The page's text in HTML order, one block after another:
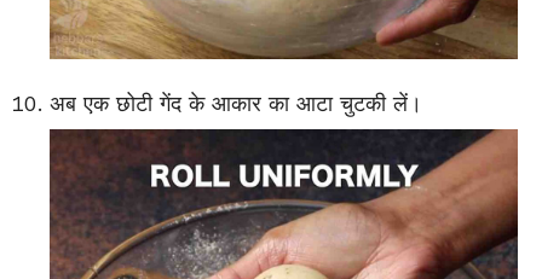
अब एक छोटी गेंद के आकार का आटा चुटकी लें।